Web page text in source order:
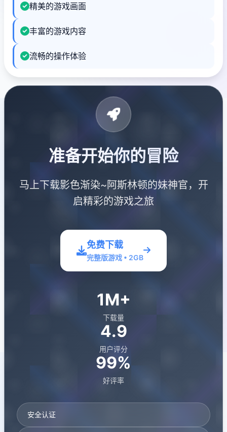
精美的游戏画面
丰富的游戏内容
流畅的操作体验
准备开始你的冒险
马上下载影色渐染~阿斯林顿的妹神官，开
启精彩的游戏之旅
免费下载
完整版游戏 • 2GB
1M+
下载量
4.9
用户评分
99%
好评率
安全认证